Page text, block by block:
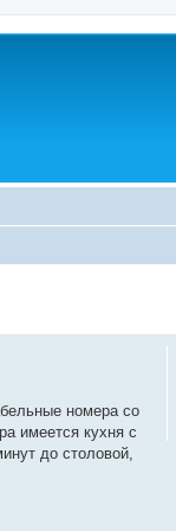
номера со
имеется кухня с
до столовой,